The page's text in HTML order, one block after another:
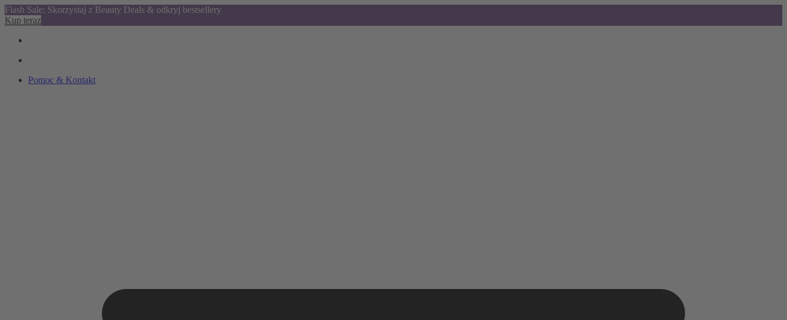
Flash Sale: Skorzystaj z Beauty Deals & odkryj bestsellery
Kup teraz
Pomoc & Kontakt